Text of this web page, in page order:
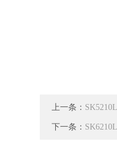
上一条：
下一条：